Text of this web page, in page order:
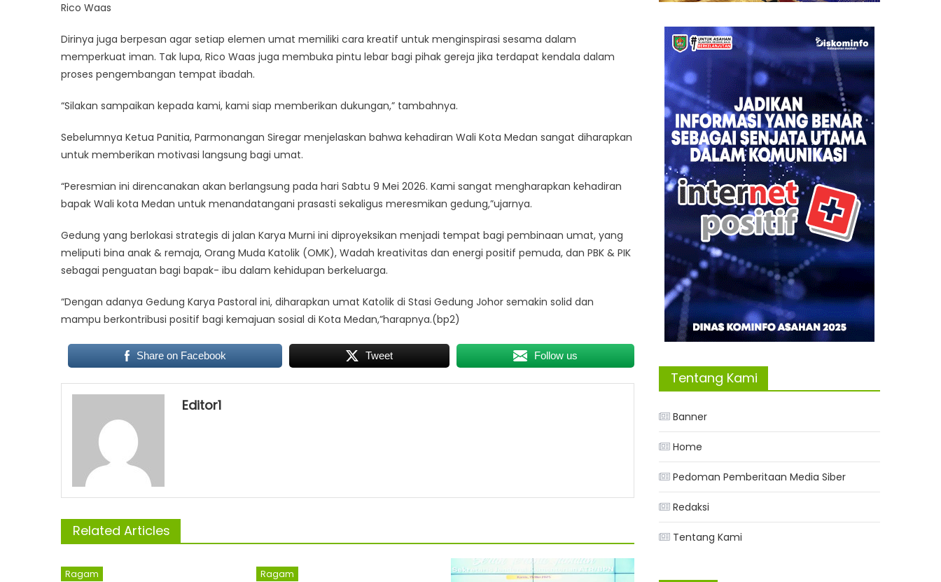
Rico Waas
Dirinya juga berpesan agar setiap elemen umat memiliki cara kreatif untuk menginspirasi sesama dalam
memperkuat iman. Tak lupa, Rico Waas juga membuka pintu lebar bagi pihak gereja jika terdapat kendala dalam
proses pengembangan tempat ibadah.
“Silakan sampaikan kepada kami, kami siap memberikan dukungan,” tambahnya.
Sebelumnya ​Ketua Panitia, Parmonangan Siregar menjelaskan bahwa kehadiran Wali Kota Medan sangat diharapkan
untuk memberikan motivasi langsung bagi umat.
“Peresmian ini direncanakan akan berlangsung pada hari Sabtu 9 Mei 2026. Kami sangat mengharapkan kehadiran
bapak Wali kota Medan untuk menandatangani prasasti sekaligus meresmikan gedung,”ujarnya.
​Gedung yang berlokasi strategis di jalan Karya Murni ini diproyeksikan menjadi tempat bagi pembinaan umat, yang
meliputi ​bina anak & remaja, ​Orang Muda Katolik (OMK), Wadah kreativitas dan energi positif pemuda, ​dan PBK & PIK
sebagai penguatan bagi bapak- ibu dalam kehidupan berkeluarga.
“​Dengan adanya Gedung Karya Pastoral ini, diharapkan umat Katolik di Stasi Gedung Johor semakin solid dan
mampu berkontribusi positif bagi kemajuan sosial di Kota Medan,”harapnya.(bp2)
Share on Facebook Tweet Follow us
Editor1
Related Articles
Ragam Ragam
Tentang Kami
Banner
Home
Pedoman Pemberitaan Media Siber
Redaksi
Tentang Kami